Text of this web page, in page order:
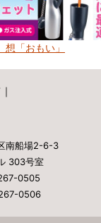
「おもい」
｜
南船場2-6-3
303号室
0505
0506